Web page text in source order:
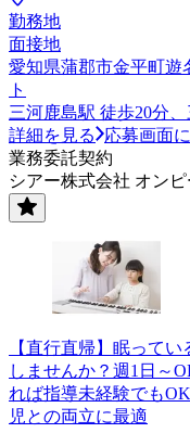
勤務地
面接地
愛知県蒲郡市金平町遊
ト
三河鹿島駅 徒歩20分
詳細を見る
応募画面
業務委託契約
シアー株式会社 オン
【直行直帰】眠って
しませんか？週1日～
れば指導未経験でも
児との両立に最適